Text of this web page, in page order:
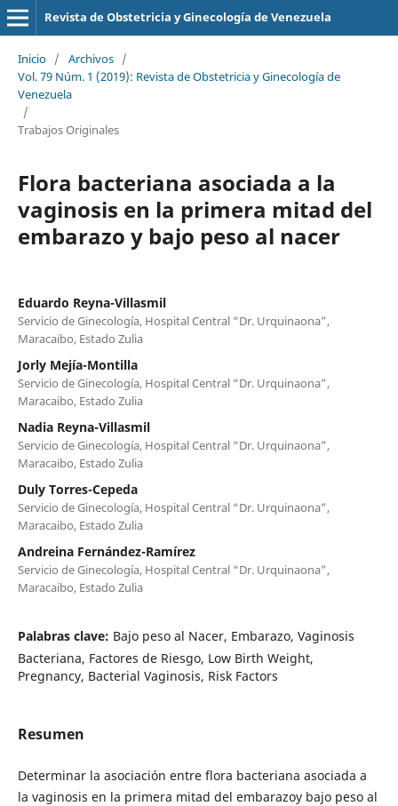
Revista de Obstetricia y Ginecología de Venezuela
Inicio / Archivos /
Vol. 79 Núm. 1 (2019): Revista de Obstetricia y Ginecología de
Venezuela
/
Trabajos Originales
Flora bacteriana asociada a la
vaginosis en la primera mitad del
embarazo y bajo peso al nacer
Eduardo Reyna-Villasmil
Servicio de Ginecología, Hospital Central “Dr. Urquinaona”,
Maracaibo, Estado Zulia
Jorly Mejía-Montilla
Servicio de Ginecología, Hospital Central “Dr. Urquinaona”,
Maracaibo, Estado Zulia
Nadia Reyna-Villasmil
Servicio de Ginecología, Hospital Central “Dr. Urquinaona”,
Maracaibo, Estado Zulia
Duly Torres-Cepeda
Servicio de Ginecología, Hospital Central “Dr. Urquinaona”,
Maracaibo, Estado Zulia
Andreina Fernández-Ramírez
Servicio de Ginecología, Hospital Central “Dr. Urquinaona”,
Maracaibo, Estado Zulia
Palabras clave: Bajo peso al Nacer, Embarazo, Vaginosis
Bacteriana, Factores de Riesgo, Low Birth Weight,
Pregnancy, Bacterial Vaginosis, Risk Factors
Resumen
Determinar la asociación entre flora bacteriana asociada a
la vaginosis en la primera mitad del embarazoy bajo peso al